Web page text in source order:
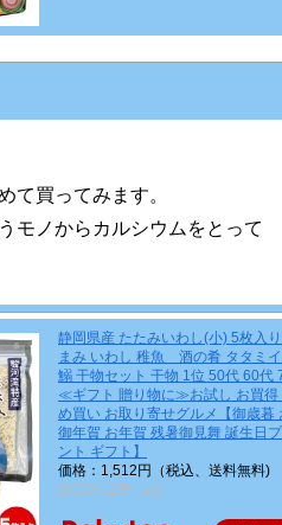
て買ってみます。
モノからカルシウムをとって
静岡県産 たたみいわし(小) 5枚入
まみ いわし 稚魚 酒の肴 タタミ
鰯 干物セット 干物 1位 50代 60代
≪ギフト 贈り物に≫お試し お買得
め買い お取り寄せグルメ【御歳暮
御年賀 お年賀 残暑御見舞 誕生日
ント ギフト】
価格：1,512円（税込、送料無料)
(2023/12/9時点)